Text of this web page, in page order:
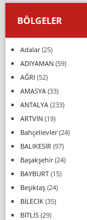
BÖLGELER
Adalar(25)
ADIYAMAN(59)
AĞRI (52)
AMASYA(33)
ANTALYA(233)
ARTVİN(19)
Bahçelievler(24)
BALIKESİR (97)
Başakşehir(24)
BAYBURT(15)
Beşiktaş(24)
BİLECİK(35)
BİTLİS(29)